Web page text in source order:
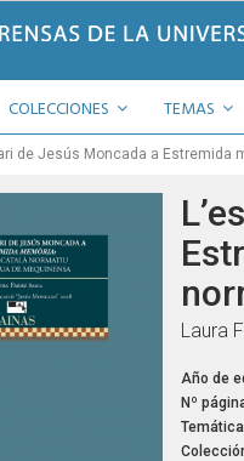
COLECCIONES TEMAS
de Jesús Moncada a
Laura
Año de
Nº